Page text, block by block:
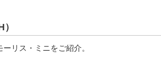
リス・ミニをご紹介。